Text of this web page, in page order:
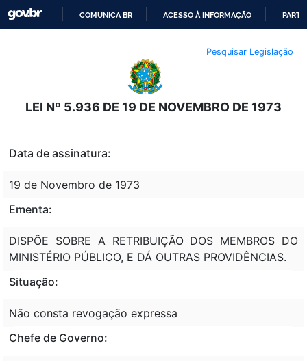
O
CONTEÚDO
COMUNICA BR ACESSO À INFORMAÇÃO
Pesquisar Legislação
LEI Nº 5.936 DE 19 DE NOVEMBRO DE 1973
Data de assinatura:
19 de Novembro de 1973
Ementa:
DISPÕE SOBRE A RETRIBUIÇÃO DOS MEMBROS DO
MINISTÉRIO PÚBLICO, E DÁ OUTRAS PROVIDÊNCIAS.
Situação:
Não consta revogação expressa
Chefe de Governo: